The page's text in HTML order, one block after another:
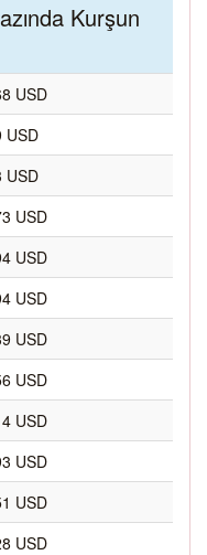
Kurşun
USD
USD
USD
USD
USD
USD
USD
USD
USD
USD
USD
USD